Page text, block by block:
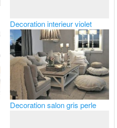
Decoration interieur violet
Decoration salon gris perle